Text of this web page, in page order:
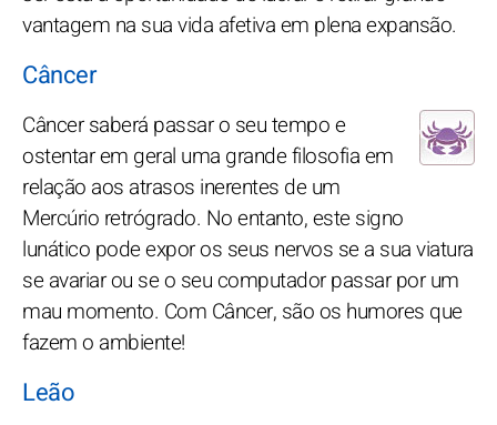
vantagem na sua vida afetiva em plena expansão.
Câncer
Câncer saberá passar o seu tempo e
ostentar em geral uma grande filosofia em
relação aos atrasos inerentes de um
Mercúrio retrógrado. No entanto, este signo
lunático pode expor os seus nervos se a sua viatura
se avariar ou se o seu computador passar por um
mau momento. Com Câncer, são os humores que
fazem o ambiente!
Leão